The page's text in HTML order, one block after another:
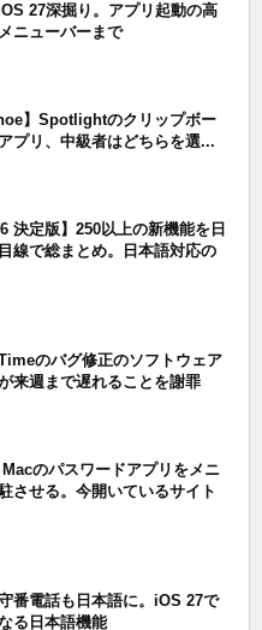
27深掘り。アプリ起動の高
ニューバーまで
】Spotlightのクリップボー
プリ、中級者はどちらを選...
決定版】250以上の新機能を日
線で総まとめ。日本語対応の
のバグ修正のソフトウェア
来週まで遅れることを謝罪
Macのパスワードアプリをメニ
させる。今開いているサイト
番電話も日本語に。iOS 27で
る日本語機能